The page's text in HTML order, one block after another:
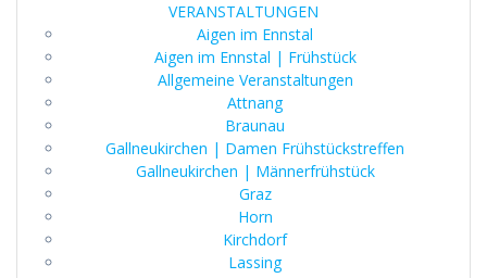
VERANSTALTUNGEN
Aigen im Ennstal
Aigen im Ennstal | Frühstück
Allgemeine Veranstaltungen
Attnang
Braunau
Gallneukirchen | Damen Frühstückstreffen
Gallneukirchen | Männerfrühstück
Graz
Horn
Kirchdorf
Lassing